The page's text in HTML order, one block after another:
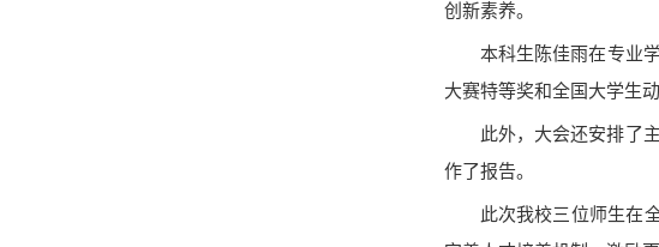
创新素养。
本科生陈佳雨在专业
大赛特等奖和全国大学生
此外，大会还安排了
作了报告。
此次我校三位师生在